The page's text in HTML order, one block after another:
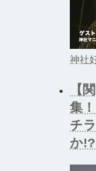
神社
【
集！
チ
か!?